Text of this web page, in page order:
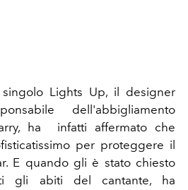
Lights Up, il designer
dell'abbigliamento
ha infatti affermato che
per proteggere il
E quando gli è stato chiesto
gli abiti del cantante, ha